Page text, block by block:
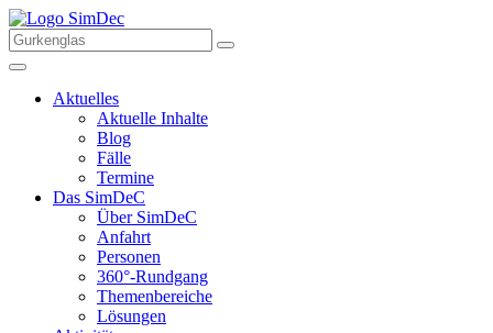
Aktuelles
Aktuelle Inhalte
Blog
Fälle
Termine
Das SimDeC
Über SimDeC
Anfahrt
Personen
360°-Rundgang
Themenbereiche
Lösungen